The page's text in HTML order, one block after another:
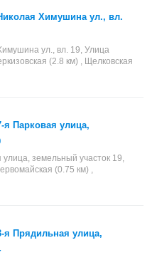
Химушина ул., вл.
ул., вл. 19, Улица
(2.8 км) , Щелковская
я Парковая улица,
земельный участок 19,
(0.75 км) ,
я Прядильная улица,